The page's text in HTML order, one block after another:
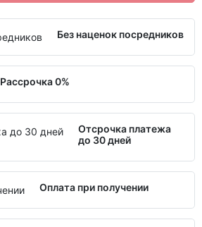
Без наценок посредников
Рассрочка 0%
Отсрочка платежа
до 30 дней
Оплата при получении